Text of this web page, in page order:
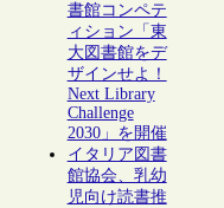
書館コンペテ
ィション「東
大図書館をデ
ザインせよ！
Next Library
Challenge
2030」を開催
イタリア図書
館協会、乳幼
児向け読書推